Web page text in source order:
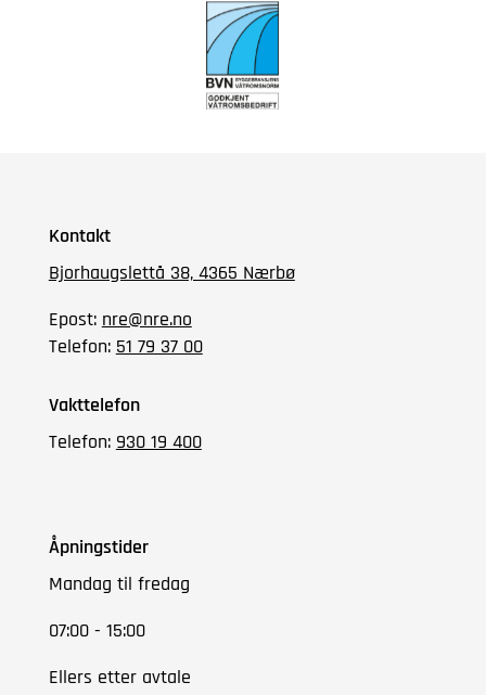
Kontakt
Bjorhaugslettå 38, 4365 Nærbø
Epost: nre@nre.no
Telefon: 51 79 37 00
Vakttelefon
Telefon: 930 19 400
Åpningstider
Mandag til fredag
07:00 - 15:00
Ellers etter avtale